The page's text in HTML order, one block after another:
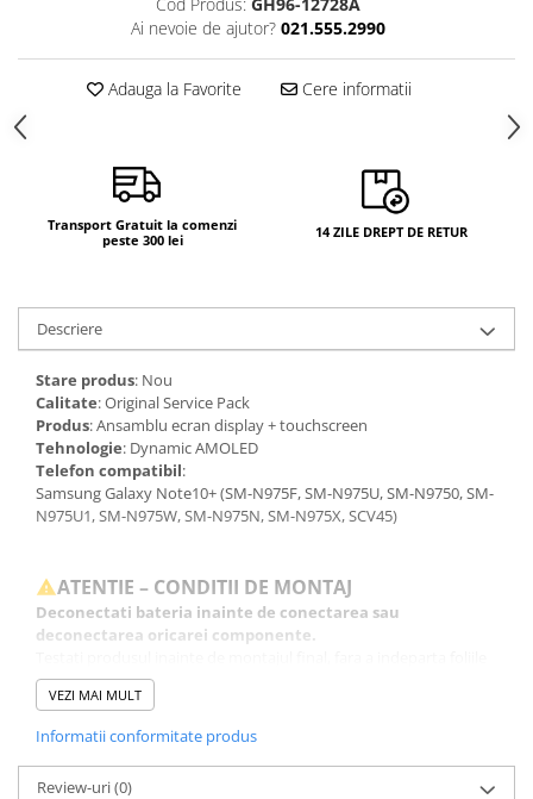
Ai nevoie de ajutor? 021.555.2990
Adauga la Favorite Cere informatii
Transport Gratuit la comenzi
peste 300 lei
14 ZILE DREPT DE RETUR
Descriere
Stare produs: Nou
Calitate: Original Service Pack
Produs: Ansamblu ecran display + touchscreen
Tehnologie: Dynamic AMOLED
Telefon compatibil:
Samsung Galaxy Note10+ (SM-N975F, SM-N975U, SM-N9750, SM-
N975U1, SM-N975W, SM-N975N, SM-N975X, SCV45)
ATENTIE – CONDITII DE MONTAJ
Deconectati bateria inainte de conectarea sau
deconectarea oricarei componente.
de protectie, sigiliile sau etichetele.
Inlocuirea componentelor interne este un proces delicat si
necesita cunostinte si echipamente specifice domeniului
reparatiilor GSM.
Se recomanda montajul intr-un service specializat.
VEZI MAI MULT
Informatii conformitate produs
Review-uri(0)